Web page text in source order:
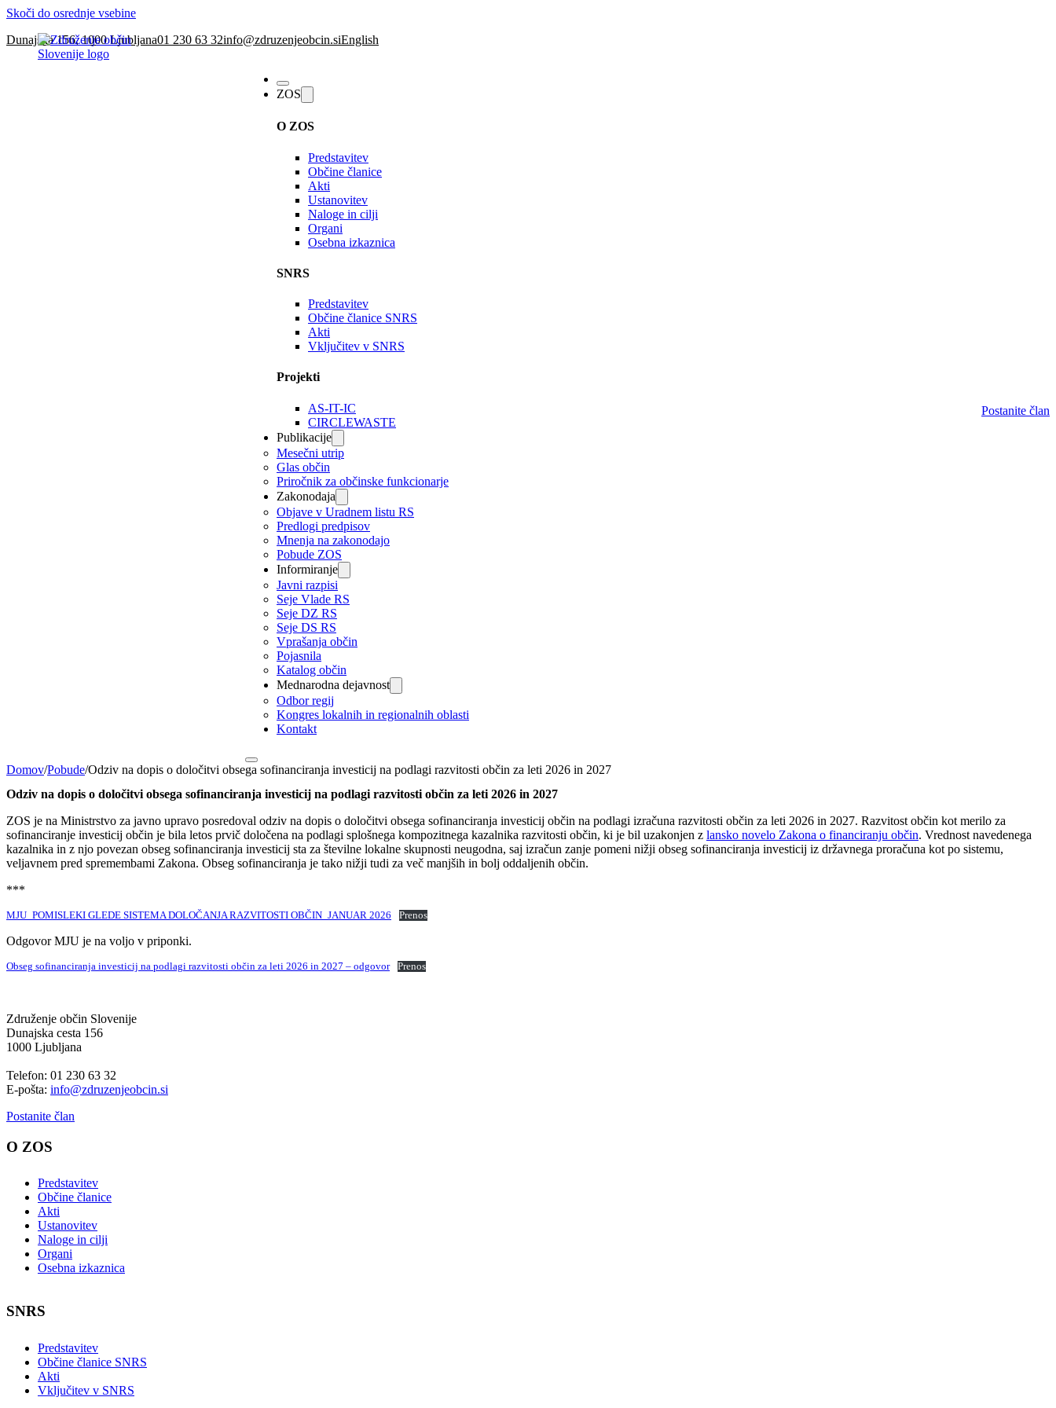
Skoči do osrednje vsebine
Dunajska 156, 1000 Ljubljana01 230 63 32info@zdruzenjeobcin.siEnglish
ZOS
O ZOS
Predstavitev
Občine članice
Akti
Ustanovitev
Naloge in cilji
Organi
Osebna izkaznica
SNRS
Predstavitev
Občine članice SNRS
Akti
Vključitev v SNRS
Projekti
AS-IT-IC
CIRCLEWASTE
Publikacije
Mesečni utrip
Glas občin
Priročnik za občinske funkcionarje
Zakonodaja
Objave v Uradnem listu RS
Predlogi predpisov
Mnenja na zakonodajo
Pobude ZOS
Informiranje
Javni razpisi
Seje Vlade RS
Seje DZ RS
Seje DS RS
Vprašanja občin
Pojasnila
Katalog občin
Mednarodna dejavnost
Odbor regij
Kongres lokalnih in regionalnih oblasti
Kontakt
Postanite član
Domov/Pobude/Odziv na dopis o določitvi obsega sofinanciranja investicij na podlagi razvitosti občin za leti 2026 in 2027
Odziv na dopis o določitvi obsega sofinanciranja investicij na podlagi razvitosti občin za leti 2026 in 2027
ZOS je na Ministrstvo za javno upravo posredoval odziv na dopis o določitvi obsega sofinanciranja investicij občin na podlagi izračuna razvitosti občin za leti 2026 in 2027. Razvitost občin kot merilo za
sofinanciranje investicij občin je bila letos prvič določena na podlagi splošnega kompozitnega kazalnika razvitosti občin, ki je bil uzakonjen z lansko novelo Zakona o financiranju občin. Vrednost navedenega
kazalnika in z njo povezan obseg sofinanciranja investicij sta za številne lokalne skupnosti neugodna, saj izračun zanje pomeni nižji obseg sofinanciranja investicij iz državnega proračuna kot po sistemu,
veljavnem pred spremembami Zakona. Obseg sofinanciranja je tako nižji tudi za več manjših in bolj oddaljenih občin.
***
MJU_POMISLEKI GLEDE SISTEMA DOLOČANJA RAZVITOSTI OBČIN_JANUAR 2026 Prenos
Odgovor MJU je na voljo v priponki.
Obseg sofinanciranja investicij na podlagi razvitosti občin za leti 2026 in 2027 – odgovor Prenos
Združenje občin Slovenije
Dunajska cesta 156
1000 Ljubljana
Telefon: 01 230 63 32
E-pošta: info@zdruzenjeobcin.si
Postanite član
O ZOS
Predstavitev
Občine članice
Akti
Ustanovitev
Naloge in cilji
Organi
Osebna izkaznica
SNRS
Predstavitev
Občine članice SNRS
Akti
Vključitev v SNRS